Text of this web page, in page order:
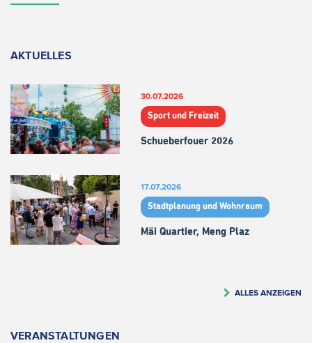
AKTUELLES
30.07.2026
Sport und Freizeit
Schueberfouer 2026
17.07.2026
Stadtplanung und Wohnraum
Mäi Quartier, Meng Plaz
ALLES ANZEIGEN
VERANSTALTUNGEN